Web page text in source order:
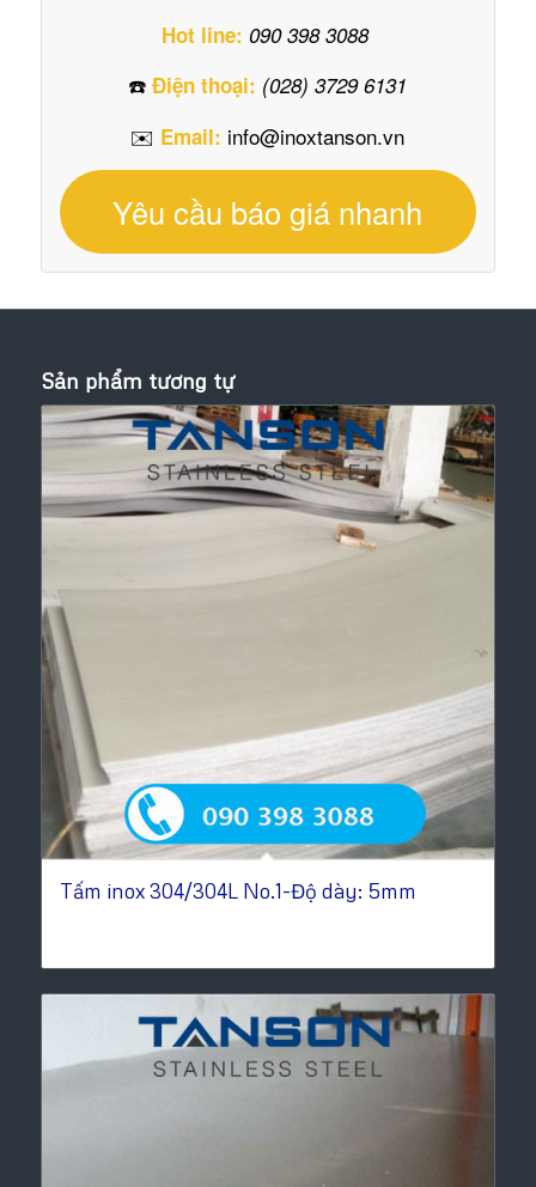
Hot line: 090 398 3088
☎️Điện thoại: (028) 3729 6131
✉️ Email: info@inoxtanson.vn
Yêu cầu báo giá nhanh
Sản phẩm tương tự
Tấm inox 304/304L No.1-Độ dày: 5mm